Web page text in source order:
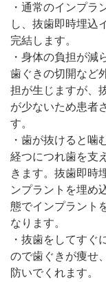
・通常のインプラ
し、抜歯即時埋込
完結します。
・身体の負担が減
歯ぐきの切開など
担が生じますが、
が少ないため患者
す。
・歯が抜けると噛
経つにつれ歯を支
きます。抜歯即時
ンプラントを埋め
態でインプラント
なります。
・抜歯をしてすぐ
ので歯ぐきが痩せ
防いでくれます。